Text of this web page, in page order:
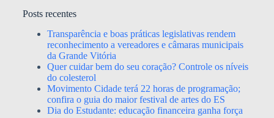
Posts recentes
Transparência e boas práticas legislativas rendem
reconhecimento a vereadores e câmaras municipais
da Grande Vitória
Quer cuidar bem do seu coração? Controle os níveis
do colesterol
Movimento Cidade terá 22 horas de programação;
confira o guia do maior festival de artes do ES
Dia do Estudante: educação financeira ganha força